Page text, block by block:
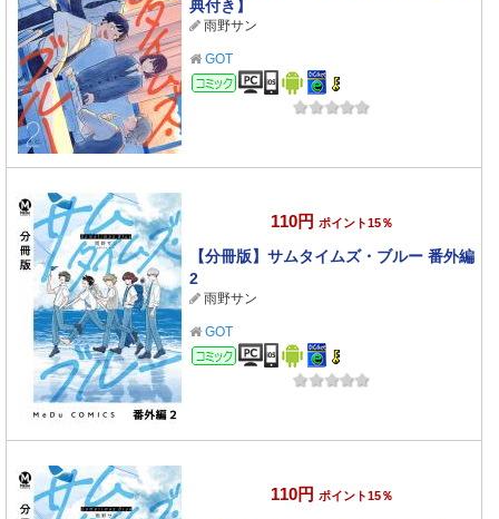
典付き】
雨野サン
GOT
コミック
110円 ポイント15％
【分冊版】サムタイムズ・ブルー 番外編
2
雨野サン
GOT
コミック
110円 ポイント15％